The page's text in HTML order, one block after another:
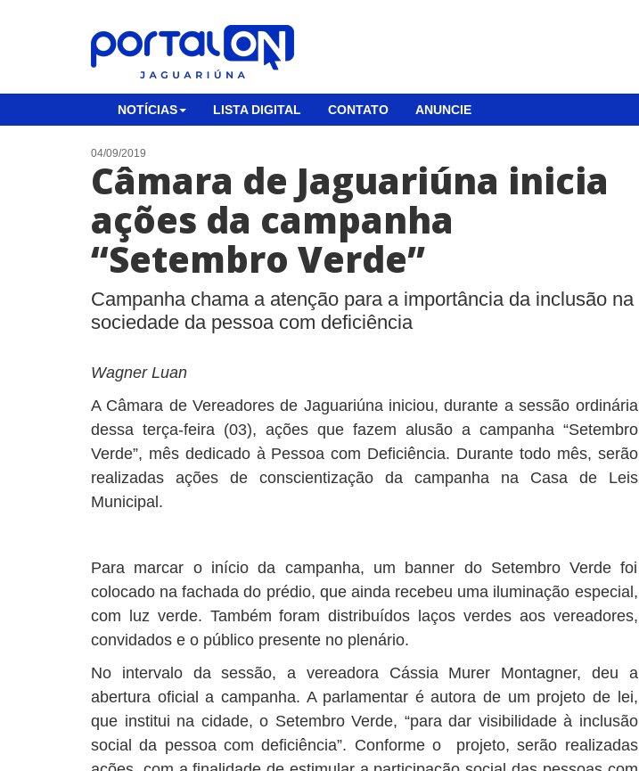
NOTÍCIAS LISTA DIGITAL CONTATO ANUNCIE
04/09/2019
Câmara de Jaguariúna inicia
ações da campanha
“Setembro Verde”
Campanha chama a atenção para a importância da inclusão na
sociedade da pessoa com deficiência
Wagner Luan
A Câmara de Vereadores de Jaguariúna iniciou, durante a sessão ordinária
dessa terça-feira (03), ações que fazem alusão a campanha “Setembro
Verde”, mês dedicado à Pessoa com Deficiência. Durante todo mês, serão
realizadas ações de conscientização da campanha na Casa de Leis
Municipal.
Para marcar o início da campanha, um banner do Setembro Verde foi
colocado na fachada do prédio, que ainda recebeu uma iluminação especial,
com luz verde. Também foram distribuídos laços verdes aos vereadores,
convidados e o público presente no plenário.
No intervalo da sessão, a vereadora Cássia Murer Montagner, deu a
abertura oficial a campanha. A parlamentar é autora de um projeto de lei,
que institui na cidade, o Setembro Verde, “para dar visibilidade à inclusão
social da pessoa com deficiência”. Conforme o projeto, serão realizadas